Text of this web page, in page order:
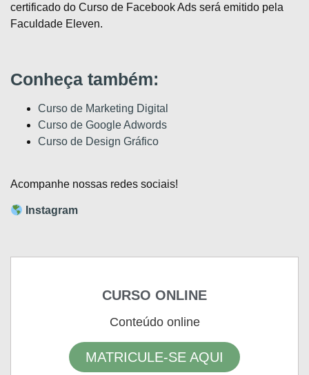
certificado do Curso de Facebook Ads será emitido pela
Faculdade Eleven.
Conheça também:
Curso de Marketing Digital
Curso de Google Adwords
Curso de Design Gráfico
Acompanhe nossas redes sociais!
Instagram
CURSO ONLINE
Conteúdo online
MATRICULE-SE AQUI